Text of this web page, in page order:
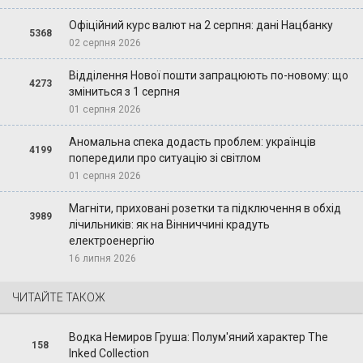
5368
Офіційний курс валют на 2 серпня: дані Нацбанку
02 серпня 2026
4273
Відділення Нової пошти запрацюють по-новому: що
зміниться з 1 серпня
01 серпня 2026
4199
Аномальна спека додасть проблем: українців
попередили про ситуацію зі світлом
01 серпня 2026
3989
Магніти, приховані розетки та підключення в обхід
лічильників: як на Вінниччині крадуть
електроенергію
16 липня 2026
ЧИТАЙТЕ ТАКОЖ
158
Водка Немиров Груша: Полум'яний характер The
Inked Collection